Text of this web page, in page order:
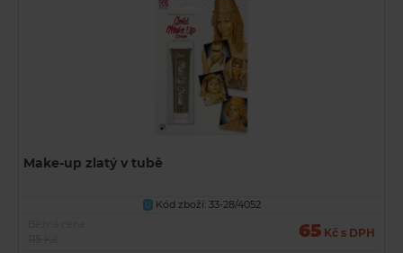
Make-up zlatý v tubě
U Kód zboží: 33-28/4052
65 Kč s DPH